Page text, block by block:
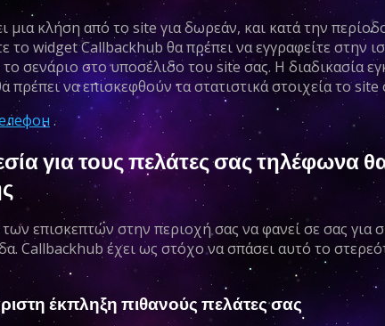
μια κλήση από το site για δωρεάν, και κατά την
το widget Callbackhub θα πρέπει να εγγραφείτε στην
σενάριο στο υποσέλιδο του site σας. Η διαδικασία
πρέπει να επισκεφθούν τα στατιστικά στοιχεία το site
.
για τους πελάτες σας τηλέφωνα
επισκεπτών στην περιοχή σας να φανεί σε σας για
Callbackhub έχει ως στόχο να σπάσει αυτό το
έκπληξη πιθανούς πελάτες σας